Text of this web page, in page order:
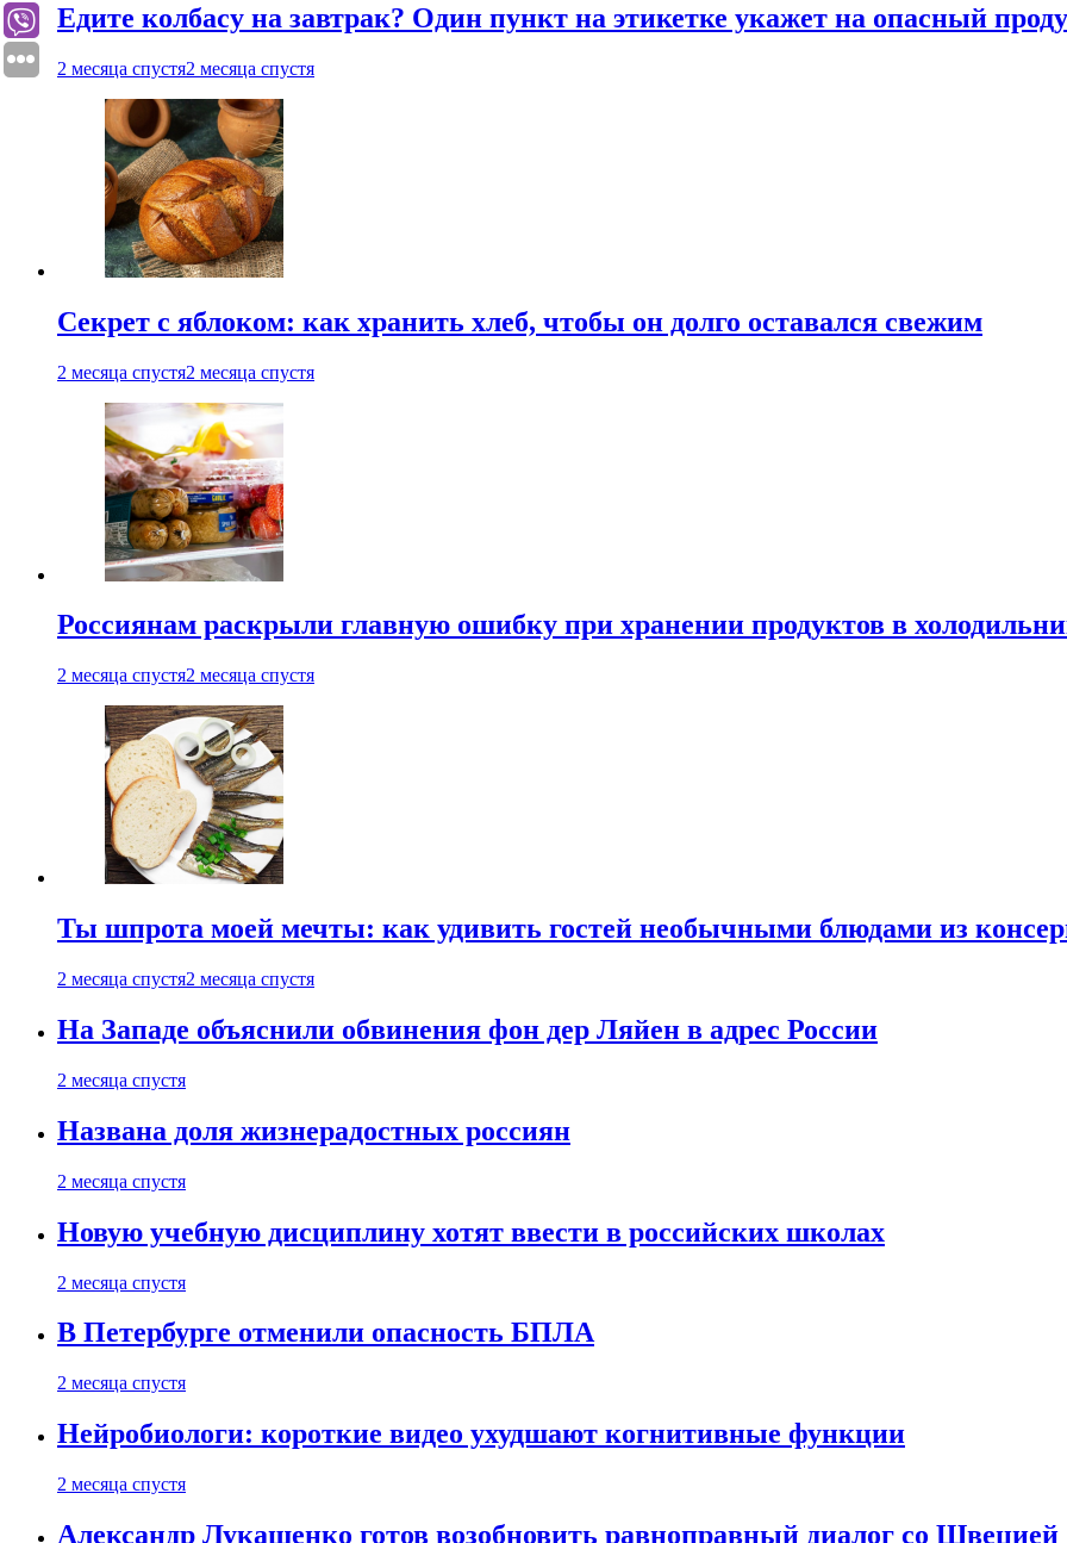
Едите колбасу на завтрак? Один пункт на этикетке укажет на опасный
2 месяца спустя2 месяца спустя
Секрет с яблоком: как хранить хлеб, чтобы он долго оставался свежим
2 месяца спустя2 месяца спустя
Россиянам раскрыли главную ошибку при хранении продуктов в
2 месяца спустя2 месяца спустя
Ты шпрота моей мечты: как удивить гостей необычными блюдами из
2 месяца спустя2 месяца спустя
На Западе объяснили обвинения фон дер Ляйен в адрес России
2 месяца спустя
Названа доля жизнерадостных россиян
2 месяца спустя
Новую учебную дисциплину хотят ввести в российских школах
2 месяца спустя
В Петербурге отменили опасность БПЛА
2 месяца спустя
Нейробиологи: короткие видео ухудшают когнитивные функции
2 месяца спустя
Александр Лукашенко готов возобновить равноправный диалог со Швецией